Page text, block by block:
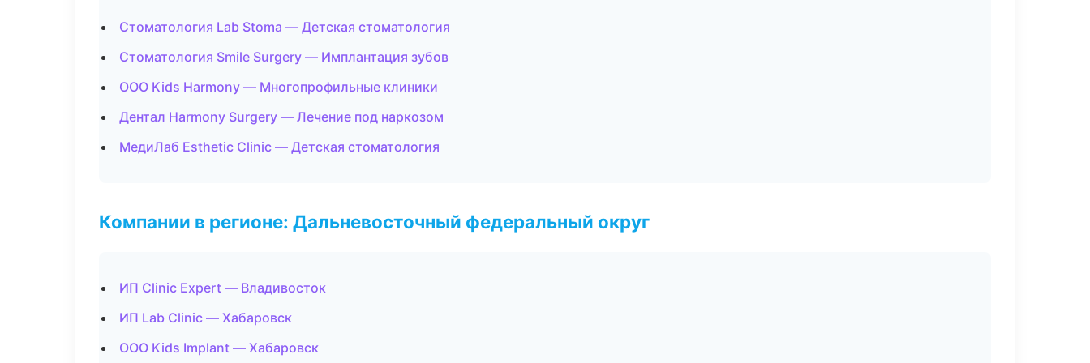
Стоматология Lab Stoma — Детская стоматология
Стоматология Smile Surgery — Имплантация зубов
ООО Kids Harmony — Многопрофильные клиники
Дентал Harmony Surgery — Лечение под наркозом
МедиЛаб Esthetic Clinic — Детская стоматология
Компании в регионе: Дальневосточный федеральный округ
ИП Clinic Expert — Владивосток
ИП Lab Clinic — Хабаровск
ООО Kids Implant — Хабаровск